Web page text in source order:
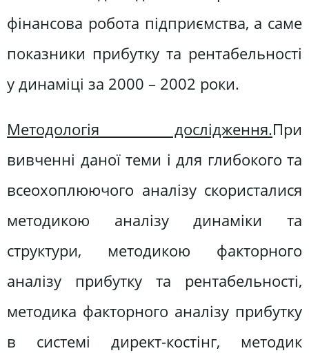
фінансова робота підприємства, а саме
показники прибутку та рентабельності
у динаміці за 2000 – 2002 роки.
Методологія дослідження.При
вивченні даної теми і для глибокого та
всеохоплюючого аналізу скористалися
методикою аналізу динаміки та
структури, методикою факторного
аналізу прибутку та рентабельності,
методика факторного аналізу прибутку
в системі директ-костінг, методик